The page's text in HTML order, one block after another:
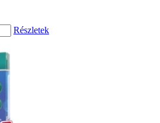
Részletek